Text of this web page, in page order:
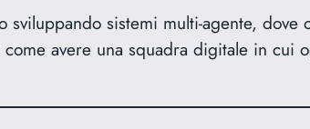
sistemi multi-agente, dove
avere una squadra digitale in cui